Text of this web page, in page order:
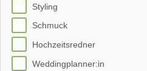
Styling
Schmuck
Hochzeitsredner
Weddingplanner:in